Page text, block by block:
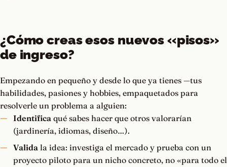
¿Cómo creas esos nuevos «pisos»
de ingreso?
Empezando en pequeño y desde lo que ya tienes —tus
habilidades, pasiones y hobbies, empaquetados para
resolverle un problema a alguien:
Identificaqué sabes hacer que otros valorarían
(jardinería, idiomas, diseño…).
Validala idea: investiga el mercado y prueba con un
proyecto piloto para un nicho concreto, no «para todo el